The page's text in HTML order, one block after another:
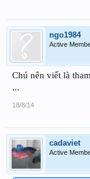
ngo1984
Active
Chú nên viết là
...
18/8/14
cadaviet
Active